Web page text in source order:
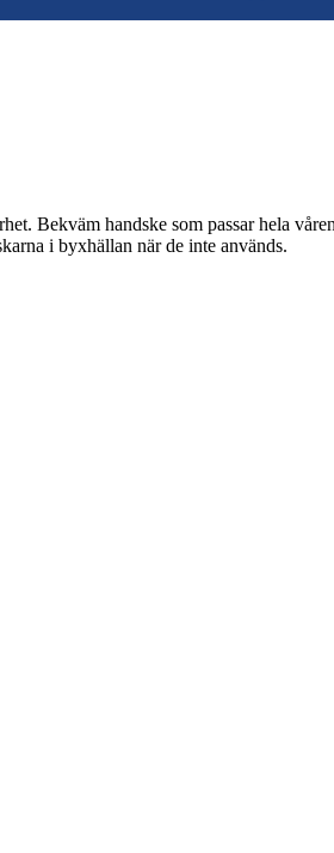
Bekväm handske som passar hela
i byxhällan när de inte används.